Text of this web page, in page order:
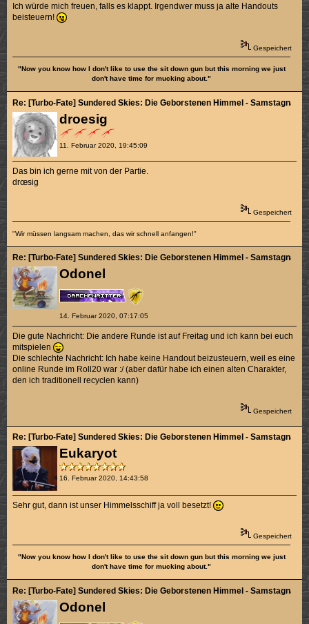
Ich würde mich freuen, falls es klappt. Irgendwer muss ja alte Handouts
beisteuern!
Gespeichert
"Now you know how I don't like to use the sit down gun but this morning we just
don't have time for mucking about."
droesig
11. Februar 2020, 19:45:09
Re: [Turbo-Fate] Sundered Skies: Die Geborstenen Himmel -
Das bin ich gerne mit von der Partie.
drœsig
Gespeichert
"Wir müssen langsam machen, das wir schnell anfangen!"
Odonel
14. Februar 2020, 07:17:05
Re: [Turbo-Fate] Sundered Skies: Die Geborstenen Himmel -
Die gute Nachricht: Die andere Runde ist auf Freitag und ich kann bei euch
mitspielen
Die schlechte Nachricht: Ich habe keine Handout beizusteuern, weil es eine
online Runde im Roll20 war :/ (aber dafür habe ich einen alten Charakter,
den ich traditionell recyclen kann)
Gespeichert
Eukaryot
16. Februar 2020, 14:43:58
Re: [Turbo-Fate] Sundered Skies: Die Geborstenen Himmel -
Sehr gut, dann ist unser Himmelsschiff ja voll besetzt!
Gespeichert
"Now you know how I don't like to use the sit down gun but this morning we just
don't have time for mucking about."
Odonel
Re: [Turbo-Fate] Sundered Skies: Die Geborstenen Himmel -